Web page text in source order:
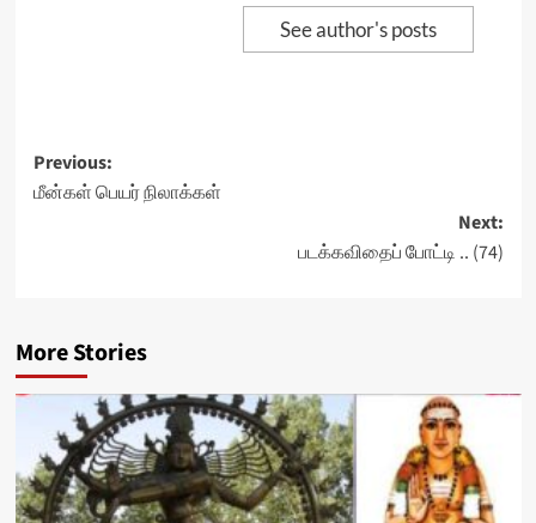
See author's posts
Post
navigation
Previous:
மீன்கள் பெயர் நிலாக்கள்
Next:
படக்கவிதைப் போட்டி .. (74)
More Stories